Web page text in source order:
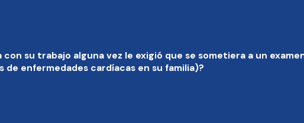
su trabajo alguna vez le exigió que se sometiera a un
enfermedades cardíacas en su familia)?